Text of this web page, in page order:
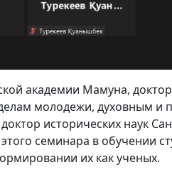
академии Мамуна, доктор
молодежи, духовным и
исторических наук
семинара в обучении
их как ученых.